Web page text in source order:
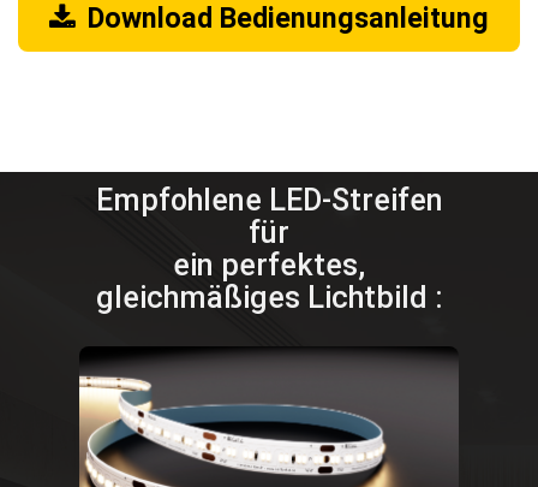
Download Bedienungsanleitung
Empfohlene LED-Streifen
für
ein perfektes,
gleichmäßiges Lichtbild :